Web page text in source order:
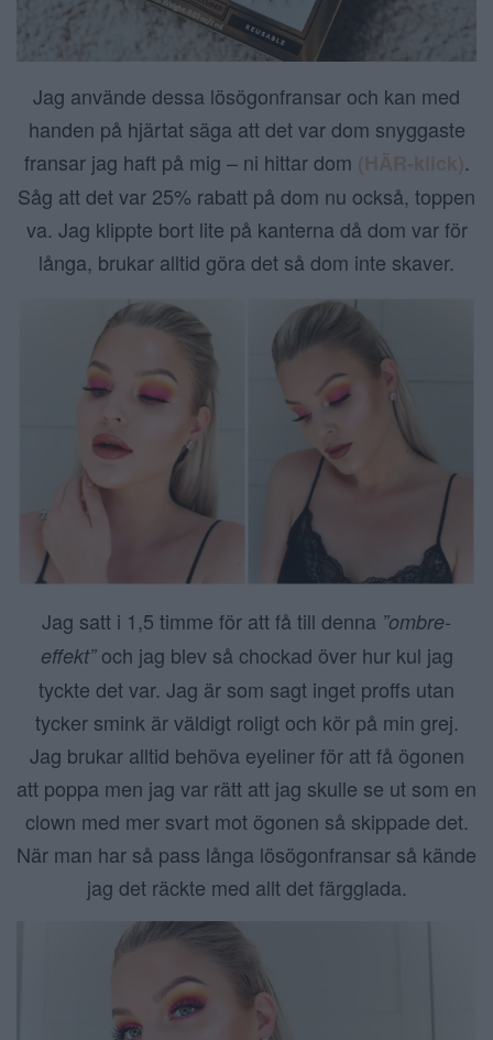
Jag använde dessa lösögonfransar och kan med
handen på hjärtat säga att det var dom snyggaste
fransar jag haft på mig – ni hittar dom
.
Såg att det var 25% rabatt på dom nu också, toppen
va. Jag klippte bort lite på kanterna då dom var för
långa, brukar alltid göra det så dom inte skaver.
Jag satt i 1,5 timme för att få till denna ”ombre-
effekt” och jag blev så chockad över hur kul jag
tyckte det var. Jag är som sagt inget proffs utan
tycker smink är väldigt roligt och kör på min grej.
Jag brukar alltid behöva eyeliner för att få ögonen
att poppa men jag var rätt att jag skulle se ut som en
clown med mer svart mot ögonen så skippade det.
När man har så pass långa lösögonfransar så kände
jag det räckte med allt det färgglada.